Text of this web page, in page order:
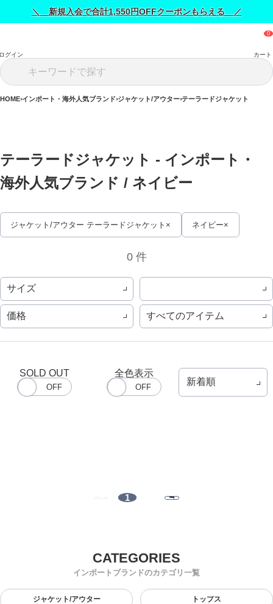
＼ 新規入会で合計1,550円OFFクーポンもらえる ／
グイン カート
HOME インポート・海外人気ブランド ジャケット/アウター テーラードジャケット
テーラードジャケット - インポート・
海外人気ブランド / ネイビー
ジャケット/アウター テーラードジャケット ネイビー
0 件
サイズ
価格 すべてのアイテム
SOLD OUT 全色表示
1
インポートブランドのカテゴリ一覧
ジャケット/アウター トップス